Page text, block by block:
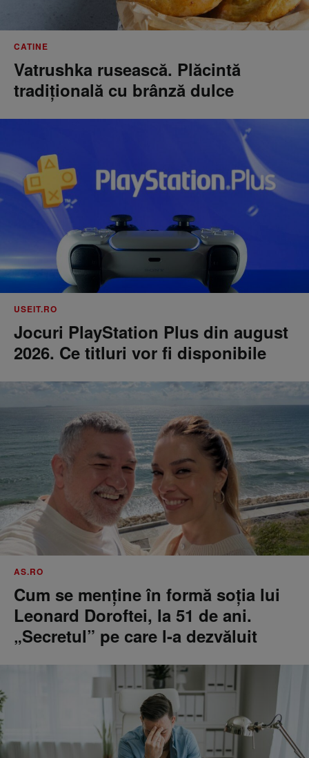
CATINE
Vatrushka rusească. Plăcintă
tradițională cu brânză dulce
USEIT.RO
Jocuri PlayStation Plus din august
2026. Ce titluri vor fi disponibile
AS.RO
Cum se menţine în formă soţia lui
Leonard Doroftei, la 51 de ani.
„Secretul” pe care l-a dezvăluit